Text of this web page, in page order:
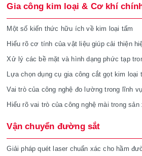
Gia công kim loại & Cơ khí
Một số kiến thức hữu ích về kim loại tấm
Hiểu rõ cơ tính của vật liệu giúp cải thiện
Xử lý các bề mặt và hình dạng phức tạp
Lựa chọn dụng cụ gia công cắt gọt kim loại
Vai trò của công nghệ đo lường trong lĩnh
Hiểu rõ vai trò của công nghệ mài trong sản
Vận chuyển đường sắt
Giải pháp quét laser chuẩn xác cho hầm